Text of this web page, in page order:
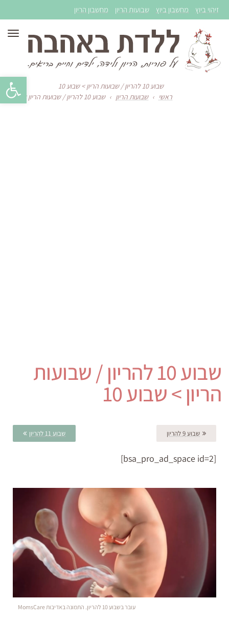
זיהוי ביוץ מחשבון ביוץ שבועות הריון מחשבון הריון
שבוע 10 להריון / שבועות הריון > שבוע 10
ראשי › שבועות הריון › שבוע 10 להריון / שבועות הריון > שבוע 10
שבוע 10 להריון / שבועות
הריון > שבוע 10
שבוע 9 להריון שבוע 11 להריון
[bsa_pro_ad_space id=2]
עובר בשבוע 10 להריון. התמונה באדיבות MomsCare
פתח